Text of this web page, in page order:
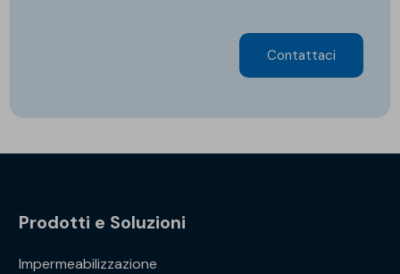
Contattaci
Prodotti e Soluzioni
Impermeabilizzazione